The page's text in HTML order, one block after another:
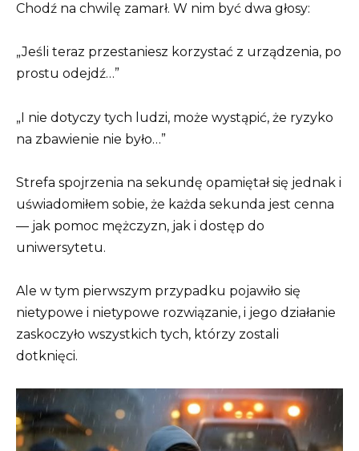
Chodź na chwilę zamarł. W nim być dwa głosy:
„Jeśli teraz przestaniesz korzystać z urządzenia, po
prostu odejdź…”
„I nie dotyczy tych ludzi, może wystąpić, że ryzyko
na zbawienie nie było…”
Strefa spojrzenia na sekundę opamiętał się jednak i
uświadomiłem sobie, że każda sekunda jest cenna
— jak pomoc mężczyzn, jak i dostęp do
uniwersytetu.
Ale w tym pierwszym przypadku pojawiło się
nietypowe i nietypowe rozwiązanie, i jego działanie
zaskoczyło wszystkich tych, którzy zostali
dotknięci.